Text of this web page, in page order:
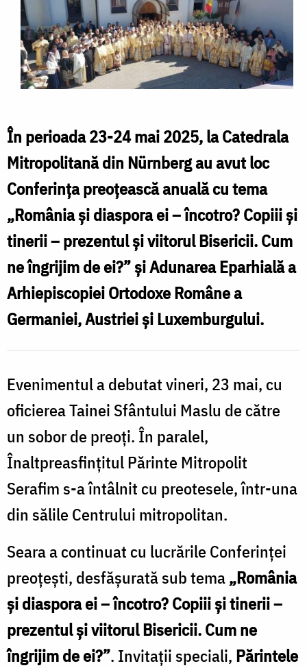
În perioada 23-24 mai 2025, la Catedrala
Mitropolitană din Nürnberg au avut loc
Conferința preoțească anuală cu tema
„România și diaspora ei – încotro? Copiii și
tinerii – prezentul și viitorul Bisericii. Cum
ne îngrijim de ei?” și Adunarea Eparhială a
Arhiepiscopiei Ortodoxe Române a
Germaniei, Austriei și Luxemburgului.
Evenimentul a debutat vineri, 23 mai, cu
oficierea Tainei Sfântului Maslu de către
un sobor de preoți. În paralel,
Înaltpreasfințitul Părinte Mitropolit
Serafim s-a întâlnit cu preotesele, într-una
din sălile Centrului mitropolitan.
Seara a continuat cu lucrările Conferinței
preoțești, desfășurată sub tema„România
și diaspora ei – încotro? Copiii și tinerii –
prezentul și viitorul Bisericii. Cum ne
îngrijim de ei?”. Invitații speciali, Părintele